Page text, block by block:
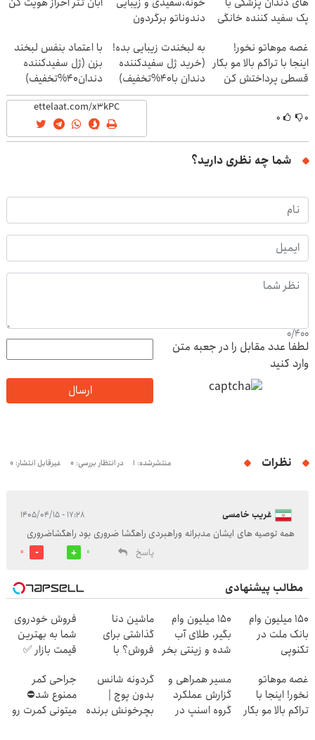
پک سفید کننده خانگی
دندوناتو برگردون
غصه موهاتو نخور!
اینجا با تراکم بالا مو بکار
قسطی پرداختش کن
به لبخندت زیبایی بده!
(خرید ژل سفیدکننده
دندان با40%تخفیف)
با اعتماد بنفس لبخند
بزن (ژل سفیدکننده
دندان40%تخفیف)
۰ ۰
شما چه نظری دارید؟
0/400
لطفا عدد مقابل را در جعبه متن
وارد کنید
ارسال
نظرات منتشرشده: 1 در انتظار بررسی: 0 غیرقابل انتشار: 0
غریب خامسی ۱۷:۲۸ - ۱۴۰۵/۰۴/۱۵
همه توصیه های ایشان مدبرانه وراهبردی راهگشا ضروری بود راهگشاضروری
پاسخ
0
0
مطالب پیشنهادی
150 میلیون وام
بانک ملت در
تکنوپی
150 میلیون وام
بگیر، طلای آب
شده و زینتی بخر
ماشین دنا
گذاشتی برای
فروش؟ با
بفروش
فروش خودروی
شما به بهترین
قیمت بازار ✅
غصه موهاتو
نخور! اینجا با
تراکم بالا مو بکار
مسیر همراهی و
گزارش عملکرد
گروه اسنپ در
گردونه شانس
بدون پوچ |
بچرخونش برنده
جراحی کمر
ممنوع شد⛔
میتونی کمرت رو